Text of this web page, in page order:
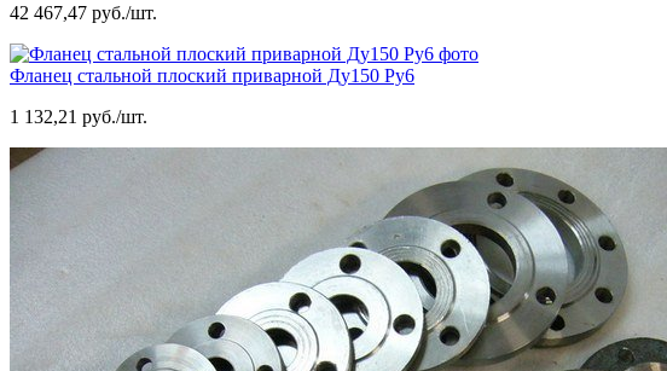
42 467,47 руб./шт.
Фланец стальной плоский приварной Ду150 Ру6
1 132,21 руб./шт.